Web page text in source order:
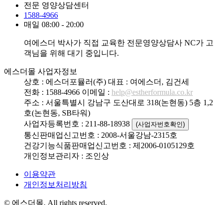
전문 영양상담센터
1588-4966
매일 08:00 - 20:00
여에스더 박사가 직접 교육한 전문영양상담사 NC가 고
객님을 위해 대기 중입니다.
에스더몰 사업자정보
상호 : 에스더포뮬러(주) 대표 : 여에스더, 김건세
전화 : 1588-4966 이메일 : help@estherformula.co.kr
주소 : 서울특별시 강남구 도산대로 318(논현동) 5층 1,2
호(논현동, SB타워)
사업자등록번호 : 211-88-18938
(사업자번호확인)
통신판매업신고번호 : 2008-서울강남-2315호
건강기능식품판매업신고번호 : 제2006-0105129호
개인정보관리자 : 조인상
이용약관
개인정보처리방침
© 에스더몰. All rights reserved.